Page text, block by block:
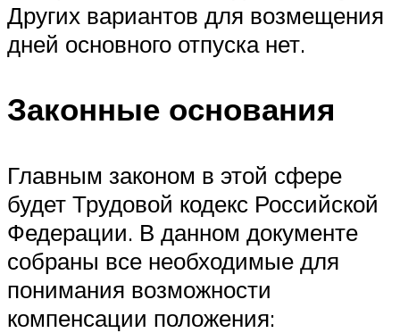
Других вариантов для возмещения
дней основного отпуска нет.
Законные основания
Главным законом в этой сфере
будет Трудовой кодекс Российской
Федерации. В данном документе
собраны все необходимые для
понимания возможности
компенсации положения: